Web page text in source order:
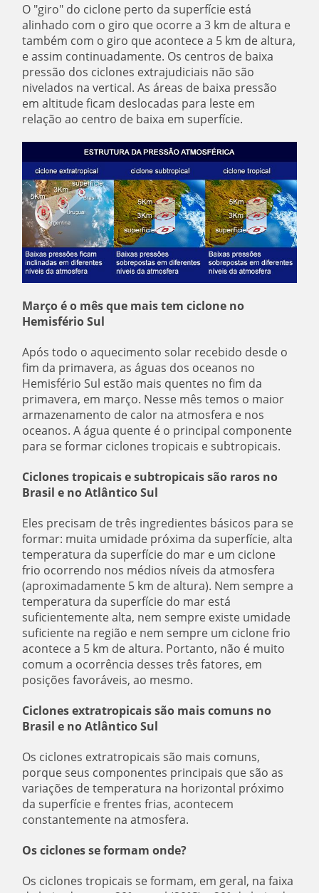
O "giro" do ciclone perto da superfície está
alinhado com o giro que ocorre a 3 km de altura e
também com o giro que acontece a 5 km de altura,
e assim continuadamente. Os centros de baixa
pressão dos ciclones extrajudiciais não são
nivelados na vertical. As áreas de baixa pressão
em altitude ficam deslocadas para leste em
relação ao centro de baixa em superfície.
Março é o mês que mais tem ciclone no
Hemisfério Sul
Após todo o aquecimento solar recebido desde o
fim da primavera, as águas dos oceanos no
Hemisfério Sul estão mais quentes no fim da
primavera, em março. Nesse mês temos o maior
armazenamento de calor na atmosfera e nos
oceanos. A água quente é o principal componente
para se formar ciclones tropicais e subtropicais.
Ciclones tropicais e subtropicais são raros no
Brasil e no Atlântico Sul
Eles precisam de três ingredientes básicos para se
formar: muita umidade próxima da superfície, alta
temperatura da superfície do mar e um ciclone
frio ocorrendo nos médios níveis da atmosfera
(aproximadamente 5 km de altura). Nem sempre a
temperatura da superfície do mar está
suficientemente alta, nem sempre existe umidade
suficiente na região e nem sempre um ciclone frio
acontece a 5 km de altura. Portanto, não é muito
comum a ocorrência desses três fatores, em
posições favoráveis, ao mesmo.
Ciclones extratropicais são mais comuns no
Brasil e no Atlântico Sul
Os ciclones extratropicais são mais comuns,
porque seus componentes principais que são as
variações de temperatura na horizontal próximo
da superfície e frentes frias, acontecem
constantemente na atmosfera.
Os ciclones se formam onde?
Os ciclones tropicais se formam, em geral, na faixa